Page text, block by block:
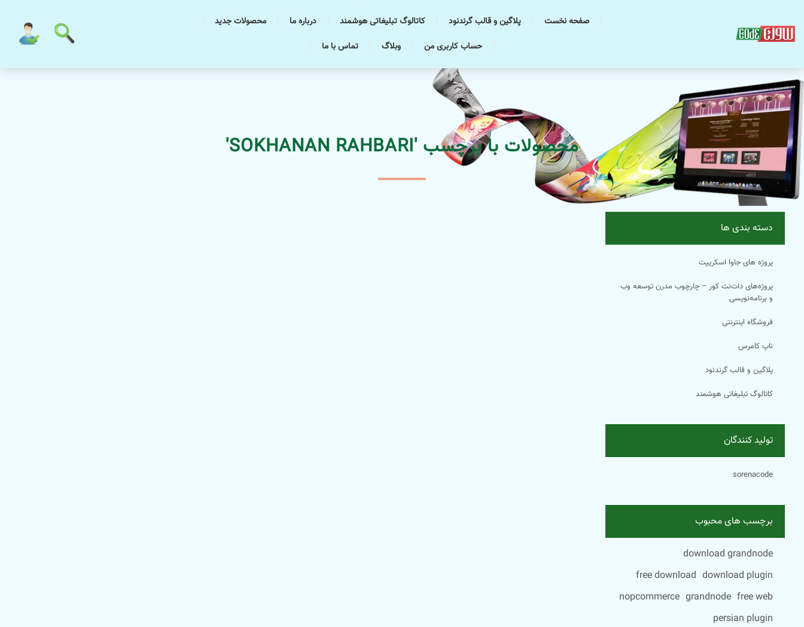
صفحه نخست پلاگین و قالب گرندنود کاتالوگ تبلیغاتی هوشمند درباره ما
محصولات جدید
حساب کاربری من
وبلاگ تماس با ما
محصولات با برچسب 'SOKHANAN RAHBARI'
دسته بندی ها
پروژه های جاوا اسکریپت
پروژه‌های دات‌نت کور – چارچوب مدرن توسعه وب
و برنامه‌نویسی
فروشگاه اینترنتی
ناپ کامرس
پلاگین و قالب گرندنود
کاتالوگ تبلیغاتی هوشمند
تولید کنندگان
sorenacode
برچسب های محبوب
download grandnode
download plugin
free download
free web
grandnode
nopcommerce
persian plugin